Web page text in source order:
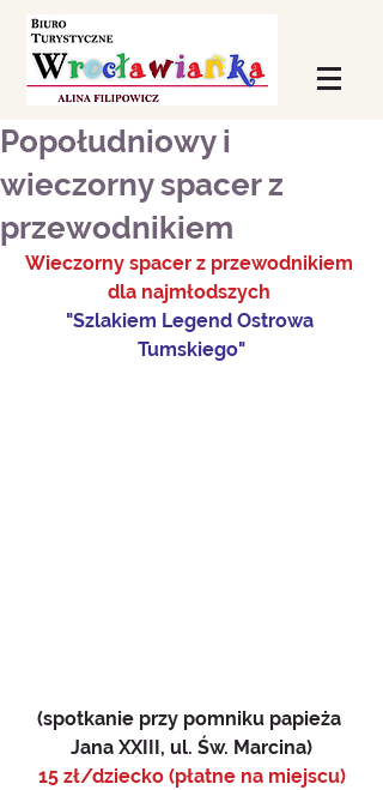
Popołudniowy i
wieczorny spacer z
przewodnikiem
Wieczorny spacer z przewodnikiem
dla najmłodszych
"Szlakiem Legend Ostrowa
Tumskiego"
(spotkanie przy pomniku papieża
Jana XXIII, ul. Św. Marcina)
15 zł/dziecko (płatne na miejscu)